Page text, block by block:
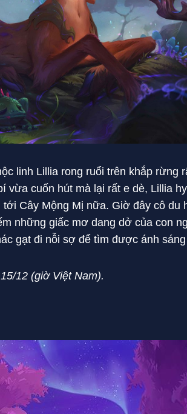
linh Lillia rong ruổi trên khắp rừng
vừa cuốn hút mà lại rất e dè, Lillia
Cây Mộng Mị nữa. Giờ đây cô du
những giấc mơ dang dở của con
gạt đi nỗi sợ để tìm được ánh
12 (giờ Việt Nam).